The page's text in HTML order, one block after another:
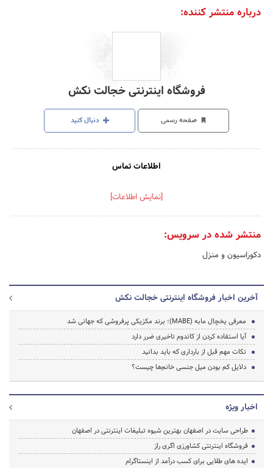
درباره منتشر کننده:
فروشگاه اینترنتی خجالت نکش
صفحه رسمی دنبال کنید
اطلاعات تماس
[نمایش اطلاعات]
منتشر شده در سرویس:
دکوراسیون و منزل
آخرین اخبار فروشگاه اینترنتی خجالت نکش
معرفی یخچال مابه (MABE)؛ برند مکزیکی پرفروشی که جهانی شد
آیا استفاده کردن از کاندوم تاخیری ضرر دارد
نکات مهم قبل از بارداری که باید بدانید
دلایل کم بودن میل جنسی خانم‌ها چیست؟
اخبار ویژه
طراحی سایت در اصفهان بهترین شیوه تبلیغات اینترنتی در اصفهان
فروشگاه اینترنتی کشاورزی اگری راز
ایده های طلایی برای کسب درآمد از اینستاگرام